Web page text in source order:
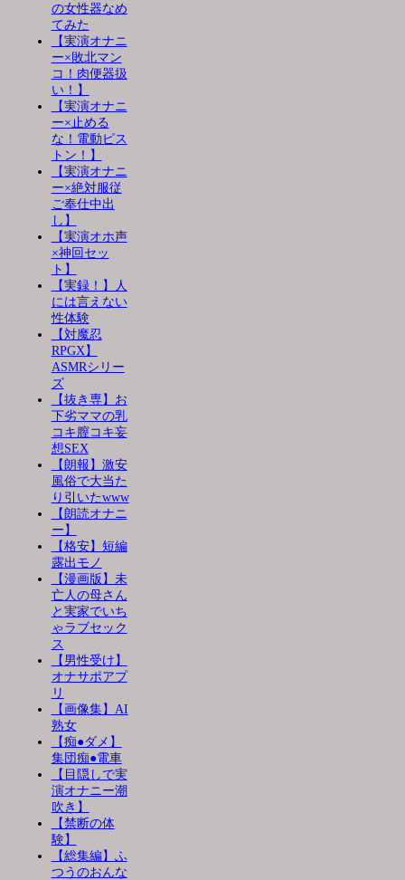
の女性器なめ
てみた
【実演オナニ
ー×敗北マン
コ！肉便器扱
い！】
【実演オナニ
ー×止める
な！電動ピス
トン！】
【実演オナニ
ー×絶対服従
ご奉仕中出
し】
【実演オホ声
×神回セッ
ト】
【実録！】人
には言えない
性体験
【対魔忍
RPGX】
ASMRシリー
ズ
【抜き専】お
下劣ママの乳
コキ膣コキ妄
想SEX
【朗報】激安
風俗で大当た
り引いたwww
【朗読オナニ
ー】
【格安】短編
露出モノ
【漫画版】未
亡人の母さん
と実家でいち
ゃラブセック
ス
【男性受け】
オナサポアプ
リ
【画像集】AI
熟女
【痴●ダメ】
集団痴●電車
【目隠しで実
演オナニー潮
吹き】
【禁断の体
験】
【総集編】ふ
つうのおんな